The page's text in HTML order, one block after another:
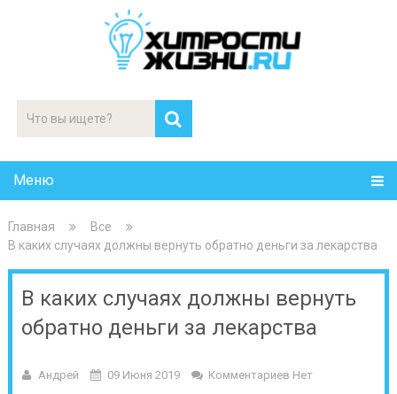
Меню
Главная
Все
В каких случаях должны вернуть обратно деньги за лекарства
В каких случаях должны вернуть
обратно деньги за лекарства
Андрей 09 Июня 2019
Комментариев Нет